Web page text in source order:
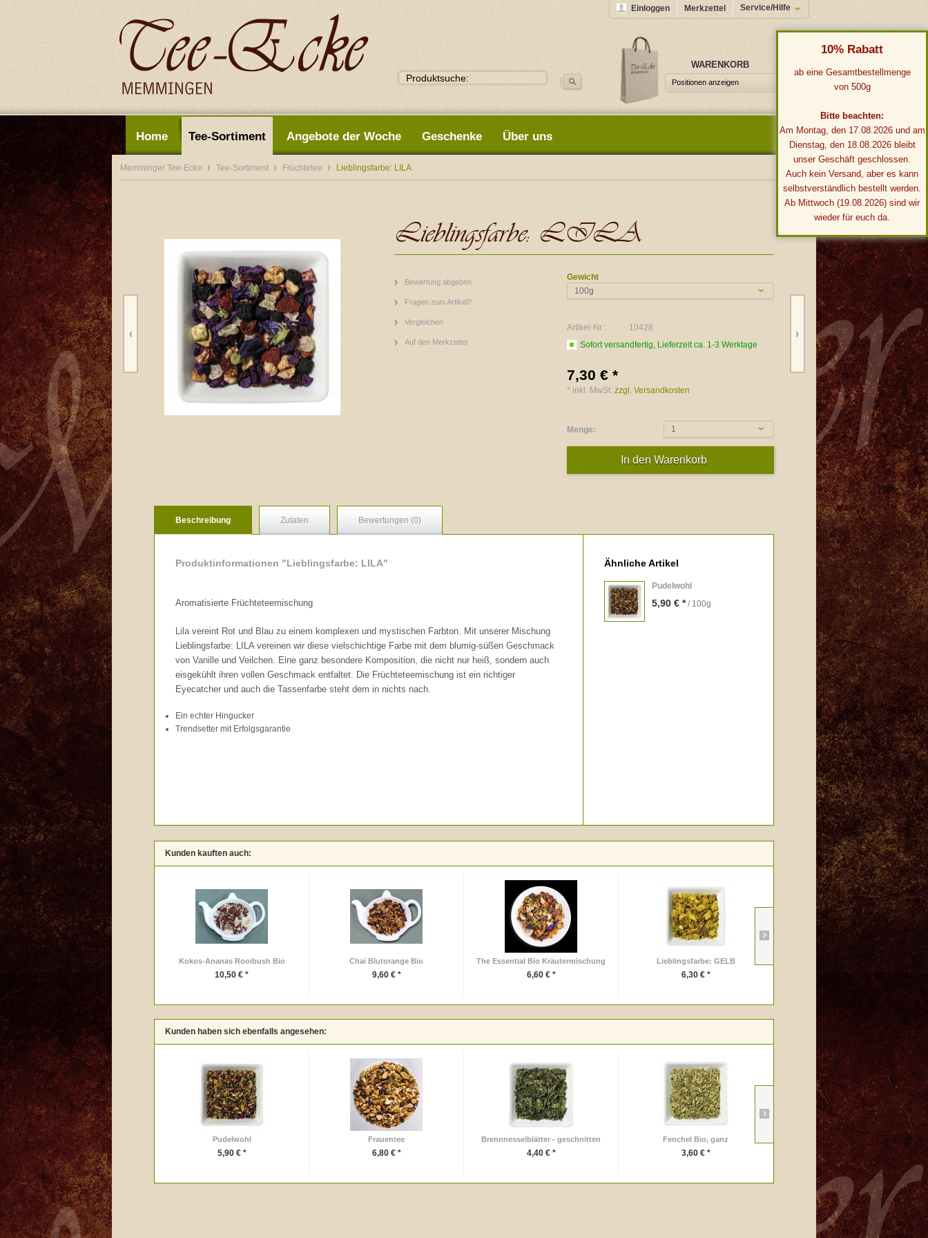
Einloggen Merkzettel Service/Hilfe
WARENKORB
Positionen anzeigen
10% Rabatt
ab eine Gesamtbestellmenge
von 500g
Bitte beachten:
Am Montag, den 17.08.2026 und am
Dienstag, den 18.08.2026 bleibt
unser Geschäft geschlossen.
Auch kein Versand, aber es kann
selbstverständlich bestellt werden.
Ab Mittwoch (19.08.2026) sind wir
wieder für euch da.
Home Tee-Sortiment Angebote der Woche Geschenke Über uns
Memminger Tee-Ecke Tee-Sortiment Früchtetee Lieblingsfarbe: LILA
Lieblingsfarbe: LILA
Bewertung abgeben
Fragen zum Artikel?
Vergleichen
Auf den Merkzettel
Gewicht
100g
Artikel-Nr.:
10428
Sofort versandfertig, Lieferzeit ca. 1-3 Werktage
7,30 € *
* inkl. MwSt. zzgl. Versandkosten
Menge: 1
Beschreibung Zutaten Bewertungen (0)
Produktinformationen "Lieblingsfarbe: LILA"
Aromatisierte Früchteteemischung
Lila vereint Rot und Blau zu einem komplexen und mystischen Farbton. Mit unserer Mischung
Lieblingsfarbe: LILA vereinen wir diese vielschichtige Farbe mit dem blumig-süßen Geschmack
von Vanille und Veilchen. Eine ganz besondere Komposition, die nicht nur heiß, sondern auch
eisgekühlt ihren vollen Geschmack entfaltet. Die Früchteteemischung ist ein richtiger
Eyecatcher und auch die Tassenfarbe steht dem in nichts nach.
Ein echter Hingucker
Trendsetter mit Erfolgsgarantie
Ähnliche Artikel
Pudelwohl
5,90 € * / 100g
Kunden kauften auch:
Kokos-Ananas Rooibush Bio
10,50 € *
Chai Blutorange Bio
9,60 € *
The Essential Bio Kräutermischung
6,60 € *
Lieblingsfarbe: GELB
6,30 € *
Komm zur Ruh
6,50 € *
Kunden haben sich ebenfalls angesehen:
Pudelwohl
5,90 € *
Frauentee
6,80 € *
Brennnesselblätter - geschnitten
4,40 € *
Fenchel Bio, ganz
3,60 € *
Ingwer-Zitrone Bio
7,20 € *